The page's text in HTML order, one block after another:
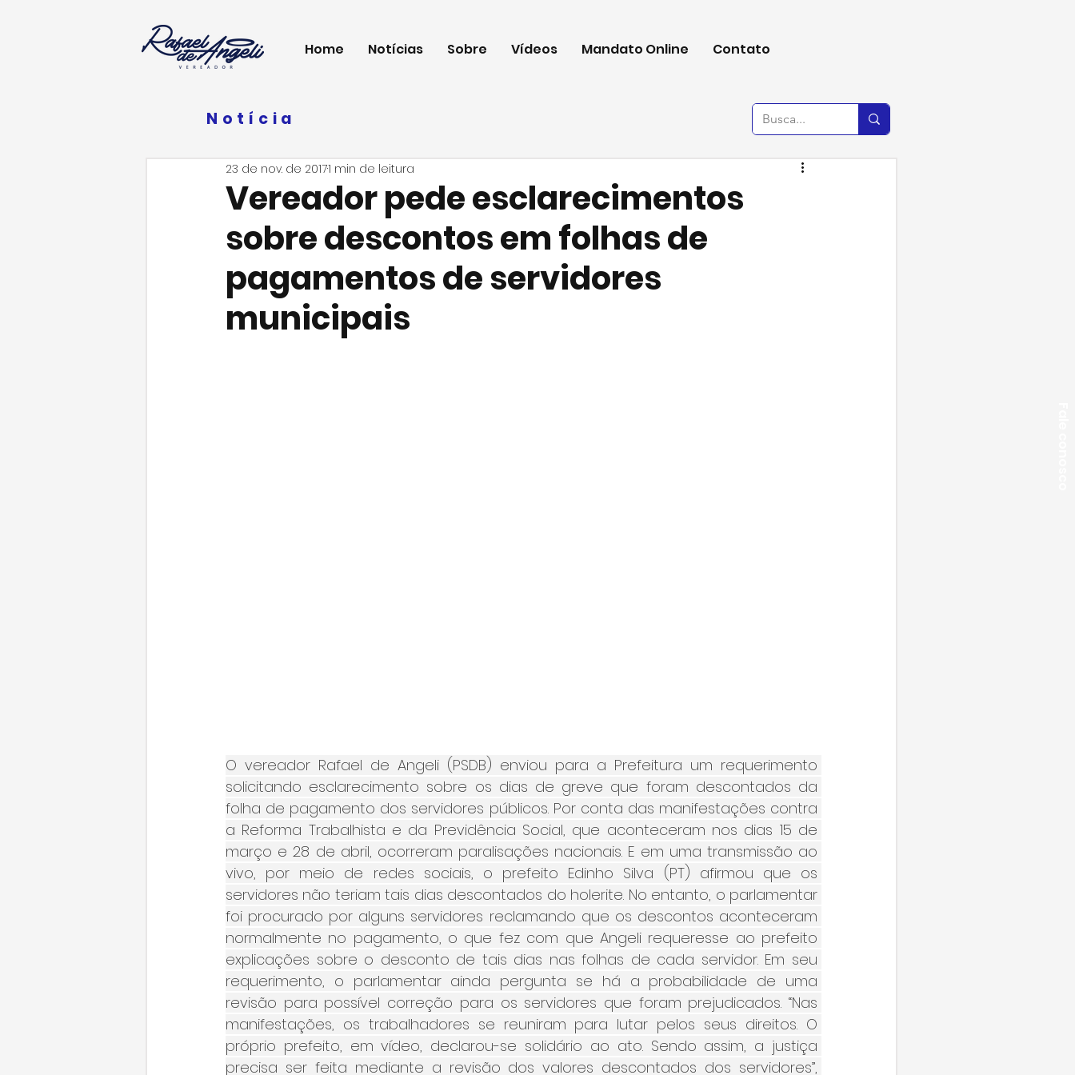
Home Notícias Sobre Vídeos Mandato Online Contato
Notícia
Vereador pede esclarecimentos
sobre descontos em folhas de
pagamentos de servidores
municipais
23 de nov. de 20171 min de leitura
O vereador Rafael de Angeli (PSDB) enviou para a Prefeitura um requerimento
solicitando esclarecimento sobre os dias de greve que foram descontados da
folha de pagamento dos servidores públicos. Por conta das manifestações contra
a Reforma Trabalhista e da Previdência Social, que aconteceram nos dias 15 de
março e 28 de abril, ocorreram paralisações nacionais. E em uma transmissão ao
vivo, por meio de redes sociais, o prefeito Edinho Silva (PT) afirmou que os
servidores não teriam tais dias descontados do holerite. No entanto, o parlamentar
foi procurado por alguns servidores reclamando que os descontos aconteceram
normalmente no pagamento, o que fez com que Angeli requeresse ao prefeito
explicações sobre o desconto de tais dias nas folhas de cada servidor. Em seu
requerimento, o parlamentar ainda pergunta se há a probabilidade de uma
revisão para possível correção para os servidores que foram prejudicados. “Nas
manifestações, os trabalhadores se reuniram para lutar pelos seus direitos. O
próprio prefeito, em vídeo, declarou-se solidário ao ato. Sendo assim, a justiça
precisa ser feita mediante a revisão dos valores descontados dos servidores”,